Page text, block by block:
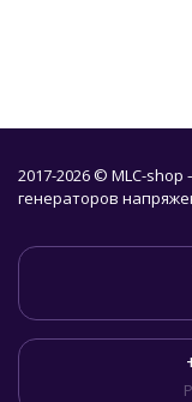
2017-2026 © MLC-
генераторов